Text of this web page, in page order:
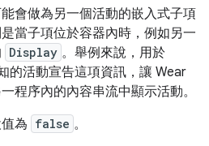
會做為另一個活動的嵌入式子項
當子項位於容器內時，例如另一
Display 。舉例來說，用於
的活動宣告這項資訊，讓 Wear
程序內的內容串流中顯示活動。
為 false 。